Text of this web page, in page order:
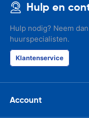
Hulp en
Hulp nodig? Neem
huurspecialisten.
Klantenservice
Account